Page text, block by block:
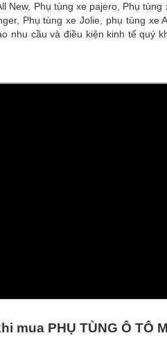
New, Phụ tùng xe pajero, Phụ
Phụ tùng xe Jolie, phụ tùng
nhu cầu và điều kiện kinh tế quý
mua PHỤ TÙNG Ô TÔ